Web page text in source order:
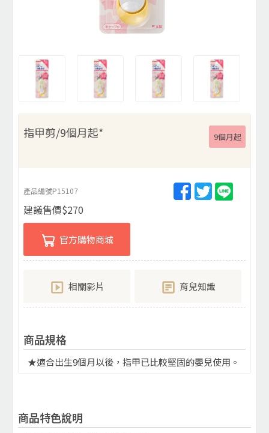
指甲剪/9個月起* 9個月起
產品編號P15107
建議售價$270
官方購物商城
相關影片 育兒知識
商品規格
★適合出生9個月以後，指甲已比較堅固的嬰兒使用。
商品特色說明